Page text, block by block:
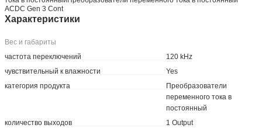
ACDC Gen 3 Cont
Характеристики
Вес и габариты
частота переключений
120 kHz
чувствительный к влажности
Yes
категория продукта
Преобразователи
переменного тока в
постоянный
количество выходов
1 Output